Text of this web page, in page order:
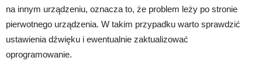
na innym urządzeniu, oznacza to, że problem leży po stronie
pierwotnego urządzenia. W takim przypadku warto sprawdzić
ustawienia dźwięku i ewentualnie zaktualizować
oprogramowanie.